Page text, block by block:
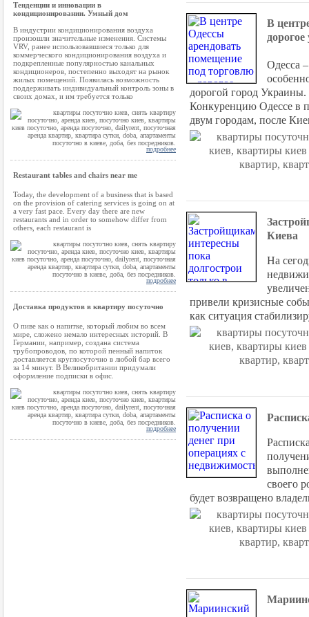
Тенденции и инновации в
кондиционировании. Умный дом
В индустрии кондиционирования воздуха
произошли значительные изменения. Системы
VRV, ранее использовавшиеся только для
коммерческого кондиционирования воздуха и
подкрепленные популярностью канальных
кондиционеров, постепенно выходят на рынок
жилых помещений. Появилась возможность
поддерживать индивидуальный контроль зоны в
своих домах, и им требуется только
подробнее
Restaurant tables and chairs near me
Today, the development of a business that is based
on the provision of catering services is going on at
a very fast pace. Every day there are new
restaurants and in order to somehow differ from
others, each restaurant is
подробнее
Доставка продуктов в квартиру посуточно
О пиве как о напитке, который любим во всем
мире, сложено немало интересных историй. В
Германии, например, создана система
трубопроводов, по которой пенный напиток
доставляется круглосуточно в любой бар всего
за 14 минут. В Великобритании придумали
оформление подписки в офис.
подробнее
В
дорогое
Одесса
дорогой город
Конкуренцию Одессе в
двум городам, после
Киева
На
привели кризисные
как ситуация
своего
будет возвращено